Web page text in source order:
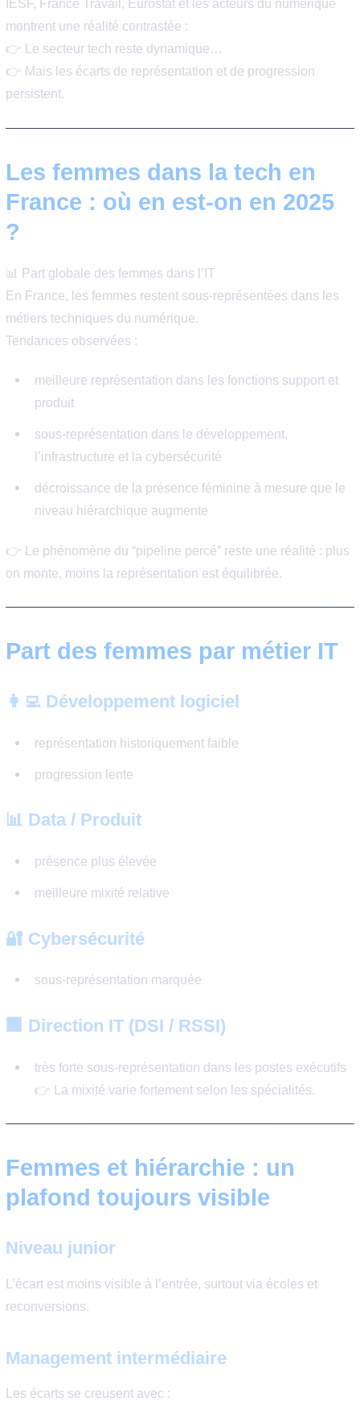
la marque employeur
l’innovation
la performance organisationnelle
IESF, France Travail, Eurostat et les acteurs du
montrent une réalité contrastée :
👉 Mais les écarts de représentation et de progression
persistent.
Les femmes dans la tech en
France : où en est-on en
📊 Part globale des femmes dans l’IT
En France, les femmes restent sous-représentées dans
métiers techniques du numérique.
meilleure représentation dans les fonctions
produit
sous-représentation dans le développement,
décroissance de la présence féminine à mesure
👉 Le phénomène du “pipeline percé” reste une réalité
Part des femmes par métier
👩‍💻 Développement logiciel
représentation historiquement faible
progression lente
📊 Data / Produit
meilleure mixité relative
🔐 Cybersécurité
sous-représentation marquée
🏢 Direction IT (DSI / RSSI)
très forte sous-représentation dans les postes
👉 La mixité varie fortement selon les spécialités.